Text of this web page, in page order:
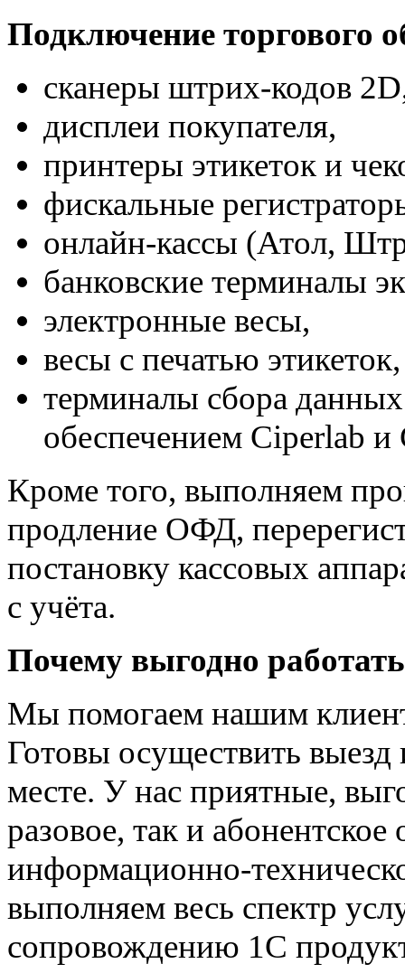
Подключение торгового
сканеры штрих-кодов
дисплеи покупателя,
принтеры этикеток и
фискальные
онлайн-кассы (Атол,
банковские терминалы
электронные весы,
весы с печатью этикеток,
терминалы сбора
обеспечением Ciperlab и
Кроме того, выполняем
продление ОФД,
постановку кассовых
с учёта.
Почему выгодно
Мы помогаем нашим
Готовы осуществить
месте. У нас приятные,
разовое, так и
информационно-
выполняем весь спектр
сопровождению 1С